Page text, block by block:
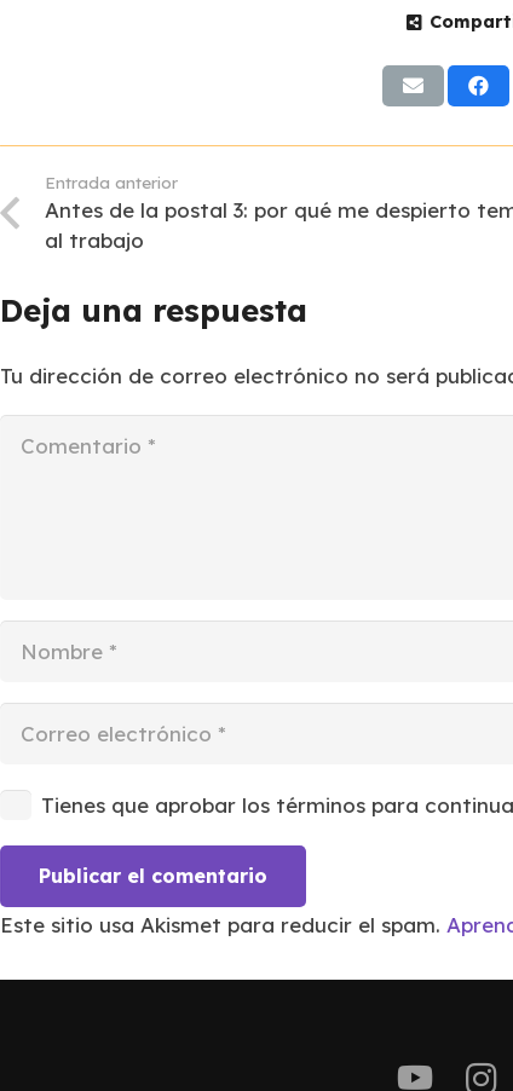
Entrada anterior
Antes de la postal 3: por qué me despierto
al trabajo
Deja una respuesta
Tu dirección de correo electrónico no será
Tienes que aprobar los términos para
Publicar el comentario
Este sitio usa Akismet para reducir el spam.